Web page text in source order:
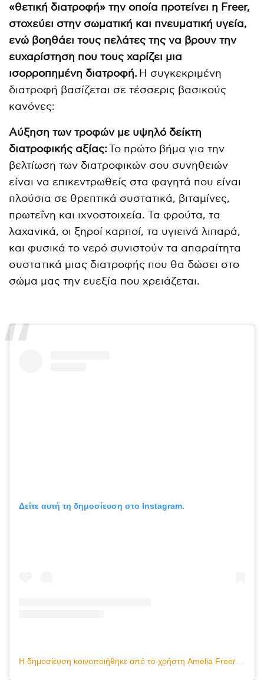
«θετική διατροφή» την οποία προτείνει η Freer,
στοχεύει στην σωματική και πνευματική υγεία,
ενώ βοηθάει τους πελάτες της να βρουν την
ευχαρίστηση που τους χαρίζει μια
ισορροπημένη διατροφή. Η συγκεκριμένη
διατροφή βασίζεται σε τέσσερις βασικούς
κανόνες:
Αύξηση των τροφών με υψηλό δείκτη
διατροφικής αξίας:Το πρώτο βήμα για την
βελτίωση των διατροφικών σου συνηθειών
είναι να επικεντρωθείς στα φαγητά που είναι
πλούσια σε θρεπτικά συστατικά, βιταμίνες,
πρωτεΐνη και ιχνοστοιχεία. Τα φρούτα, τα
λαχανικά, οι ξηροί καρποί, τα υγιεινά λιπαρά,
και φυσικά το νερό συνιστούν τα απαραίτητα
συστατικά μιας διατροφής που θα δώσει στο
σώμα μας την ευεξία που χρειάζεται.
Δείτε αυτή τη δημοσίευση στο Instagram.